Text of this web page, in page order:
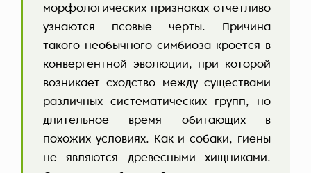
морфологических признаках отчетливо
узнаются псовые черты. Причина
такого необычного симбиоза кроется в
конвергентной эволюции, при которой
возникает сходство между существами
различных систематических групп, но
длительное время обитающих в
похожих условиях. Как и собаки, гиены
не являются древесными хищниками.